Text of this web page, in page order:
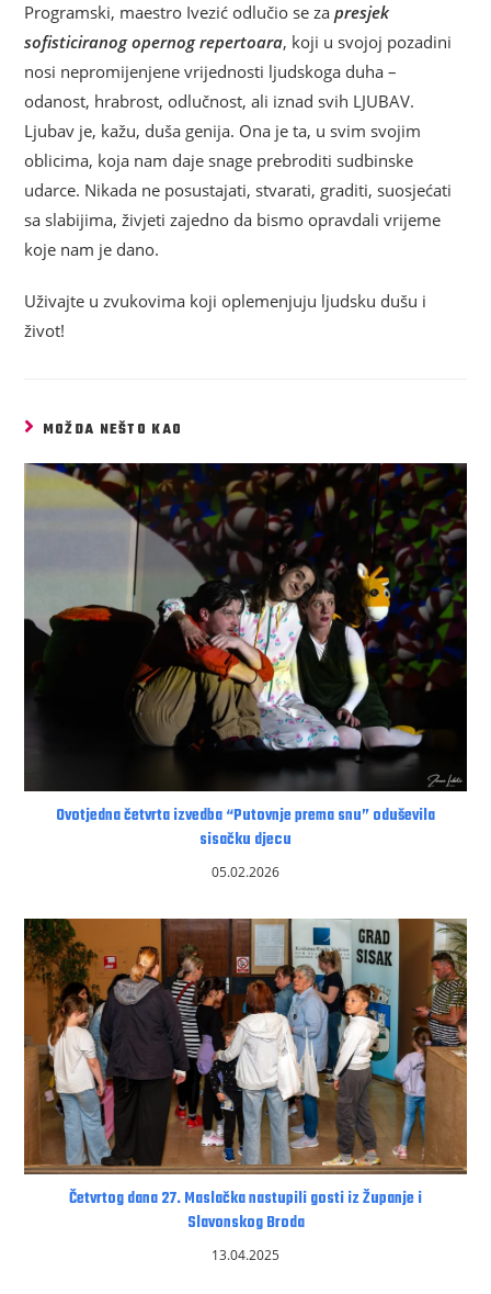
Programski, maestro Ivezić odlučio se zapresjek
sofisticiranog opernog repertoara, koji u svojoj pozadini
nosi nepromijenjene vrijednosti ljudskoga duha –
odanost, hrabrost, odlučnost, ali iznad svih LJUBAV.
Ljubav je, kažu, duša genija. Ona je ta, u svim svojim
oblicima, koja nam daje snage prebroditi sudbinske
udarce. Nikada ne posustajati, stvarati, graditi, suosjećati
sa slabijima, živjeti zajedno da bismo opravdali vrijeme
koje nam je dano.
Uživajte u zvukovima koji oplemenjuju ljudsku dušu i
život!
MOŽDA NEŠTO KAO
Ovotjedna četvrta izvedba “Putovnje prema snu” oduševila
sisačku djecu
05.02.2026
Četvrtog dana 27. Maslačka nastupili gosti iz Županje i
Slavonskog Broda
13.04.2025